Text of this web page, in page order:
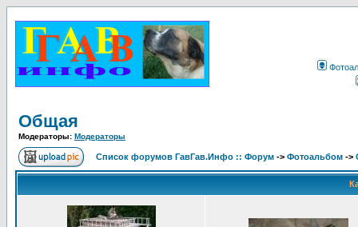
Общая
Модераторы: Модераторы
Список форумов ГавГав.Инфо :: Форум -> Фотоальбом ->